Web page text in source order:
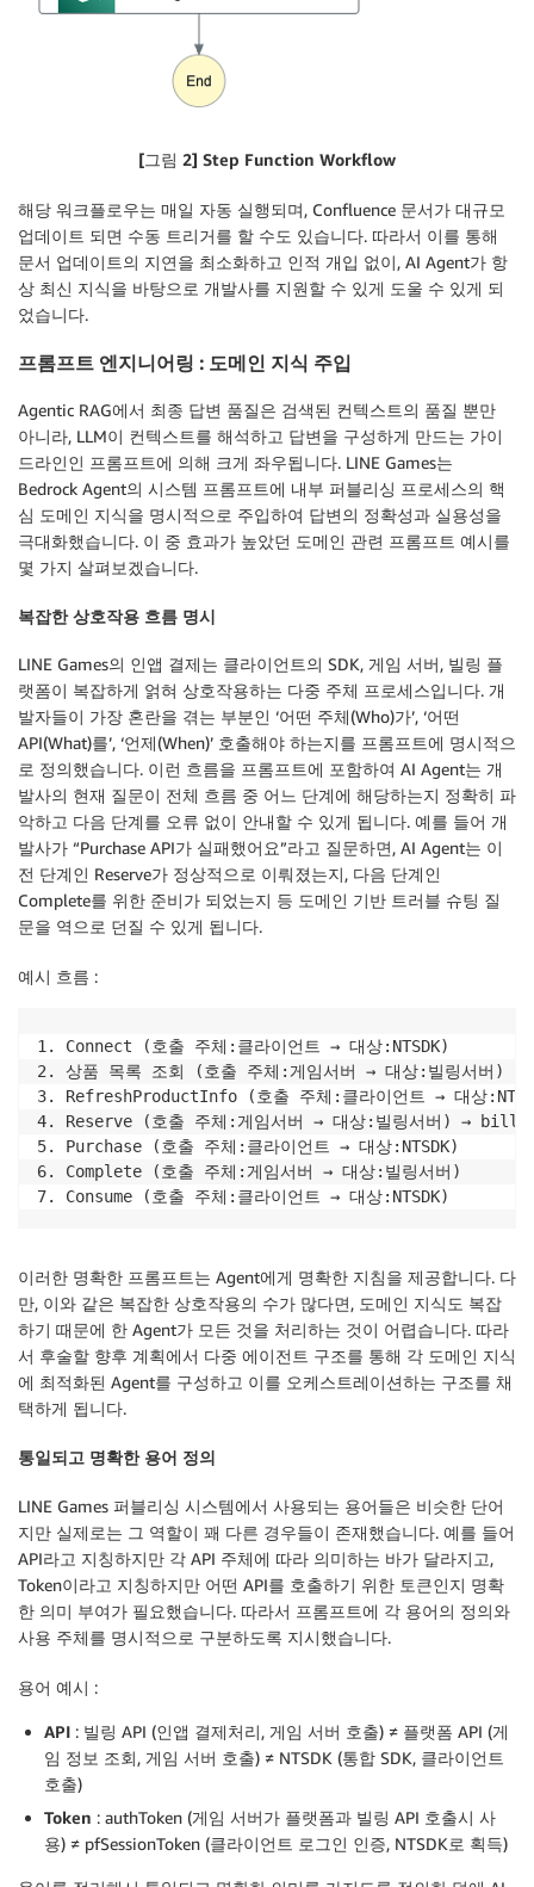
[그림 2] Step Function Workflow
해당 워크플로우는 매일 자동 실행되며, Confluence 문서가 대규모
업데이트 되면 수동 트리거를 할 수도 있습니다. 따라서 이를 통해
문서 업데이트의 지연을 최소화하고 인적 개입 없이, AI Agent가 항
상 최신 지식을 바탕으로 개발사를 지원할 수 있게 도울 수 있게 되
었습니다.
프롬프트 엔지니어링 : 도메인 지식 주입
Agentic RAG에서 최종 답변 품질은 검색된 컨텍스트의 품질 뿐만
아니라, LLM이 컨텍스트를 해석하고 답변을 구성하게 만드는 가이
드라인인 프롬프트에 의해 크게 좌우됩니다. LINE Games는
Bedrock Agent의 시스템 프롬프트에 내부 퍼블리싱 프로세스의 핵
심 도메인 지식을 명시적으로 주입하여 답변의 정확성과 실용성을
극대화했습니다. 이 중 효과가 높았던 도메인 관련 프롬프트 예시를
몇 가지 살펴보겠습니다.
복잡한 상호작용 흐름 명시
LINE Games의 인앱 결제는 클라이언트의 SDK, 게임 서버, 빌링 플
랫폼이 복잡하게 얽혀 상호작용하는 다중 주체 프로세스입니다. 개
발자들이 가장 혼란을 겪는 부분인 ‘어떤 주체(Who)가’, ‘어떤
API(What)를’, ‘언제(When)’ 호출해야 하는지를 프롬프트에 명시적으
로 정의했습니다. 이런 흐름을 프롬프트에 포함하여 AI Agent는 개
발사의 현재 질문이 전체 흐름 중 어느 단계에 해당하는지 정확히 파
악하고 다음 단계를 오류 없이 안내할 수 있게 됩니다. 예를 들어 개
발사가 “Purchase API가 실패했어요”라고 질문하면, AI Agent는 이
전 단계인 Reserve가 정상적으로 이뤄졌는지, 다음 단계인
Complete를 위한 준비가 되었는지 등 도메인 기반 트러블 슈팅 질
문을 역으로 던질 수 있게 됩니다.
예시 흐름 :
1. Connect (호출 주체:클라이언트 → 대상:NTSDK)
2. 상품 목록 조회 (호출 주체:게임서버 → 대상:빌링서버)
3. RefreshProductInfo (호출 주체:클라이언트 → 대상
4. Reserve (호출 주체:게임서버 → 대상:빌링서버) →
5. Purchase (호출 주체:클라이언트 → 대상:NTSDK)
6. Complete (호출 주체:게임서버 → 대상:빌링서버)
7. Consume (호출 주체:클라이언트 → 대상:NTSDK)
이러한 명확한 프롬프트는 Agent에게 명확한 지침을 제공합니다. 다
만, 이와 같은 복잡한 상호작용의 수가 많다면, 도메인 지식도 복잡
하기 때문에 한 Agent가 모든 것을 처리하는 것이 어렵습니다. 따라
서 후술할 향후 계획에서 다중 에이전트 구조를 통해 각 도메인 지식
에 최적화된 Agent를 구성하고 이를 오케스트레이션하는 구조를 채
택하게 됩니다.
통일되고 명확한 용어 정의
LINE Games 퍼블리싱 시스템에서 사용되는 용어들은 비슷한 단어
지만 실제로는 그 역할이 꽤 다른 경우들이 존재했습니다. 예를 들어
API라고 지칭하지만 각 API 주체에 따라 의미하는 바가 달라지고,
Token이라고 지칭하지만 어떤 API를 호출하기 위한 토큰인지 명확
한 의미 부여가 필요했습니다. 따라서 프롬프트에 각 용어의 정의와
사용 주체를 명시적으로 구분하도록 지시했습니다.
용어 예시 :
API : 빌링 API (인앱 결제처리, 게임 서버 호출) ≠ 플랫폼 API (게
임 정보 조회, 게임 서버 호출) ≠ NTSDK (통합 SDK, 클라이언트
호출)
Token : authToken (게임 서버가 플랫폼과 빌링 API 호출시 사
용) ≠ pfSessionToken (클라이언트 로그인 인증, NTSDK로 획득)